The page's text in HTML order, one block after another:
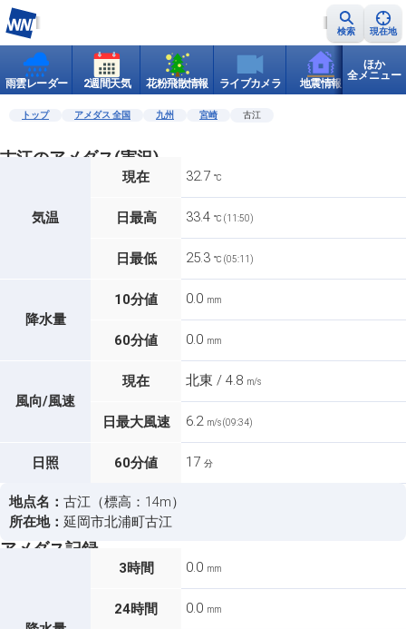
検索 現在地
雨雲レーダー 2週間天気 花粉飛散情報 ライブカメラ 地震情報 世界天
ほか
全メニュー
トップ アメダス 全国 九州 宮崎 古江
古江のアメダス(実況)
気温
現在 32.7 ℃
日最高 33.4 ℃ (11:50)
日最低 25.3 ℃ (05:11)
降水量
10分値 0.0 mm
60分値 0.0 mm
風向/風速
現在 北東 / 4.8 m/s
日最大風速 6.2 m/s (09:34)
日照 60分値 17 分
地点名： 古江（標高：14m）
所在地： 延岡市北浦町古江
アメダス記録
3時間 0.0 mm
24時間 0.0 mm